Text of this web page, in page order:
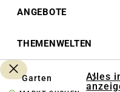
ANGEBOTE
THEMENWELTEN
Garten
Alles